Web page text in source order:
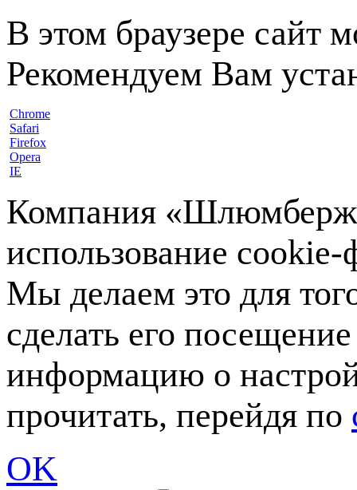
В этом браузере сайт
Рекомендуем Вам
Chrome
Safari
Firefox
Opera
IE
Компания
использование
Мы делаем это для
сделать его
информацию о
прочитать, перейдя по
OK